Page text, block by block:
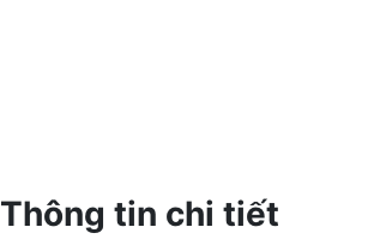
Thông tin chi tiết